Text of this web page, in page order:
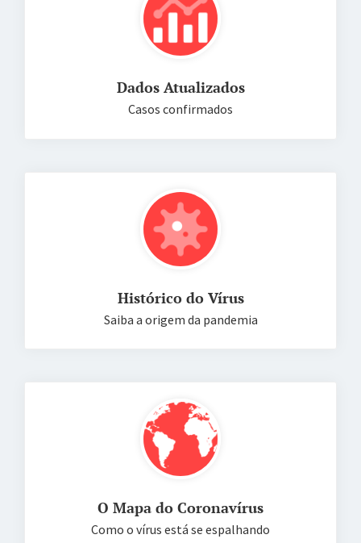
Dados Atualizados
Casos confirmados
Histórico do Vírus
Saiba a origem da pandemia
O Mapa do Coronavírus
Como o vírus está se espalhando